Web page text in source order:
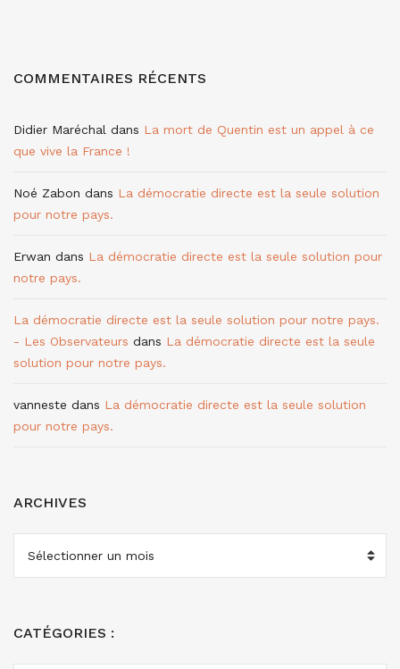
COMMENTAIRES RÉCENTS
Didier Maréchal dans La mort de Quentin est un appel à ce
que vive la France !
Noé Zabon dans La démocratie directe est la seule solution
pour notre pays.
Erwan dans La démocratie directe est la seule solution pour
notre pays.
La démocratie directe est la seule solution pour notre pays.
- Les Observateurs dans La démocratie directe est la seule
solution pour notre pays.
vanneste dans La démocratie directe est la seule solution
pour notre pays.
ARCHIVES
CATÉGORIES :